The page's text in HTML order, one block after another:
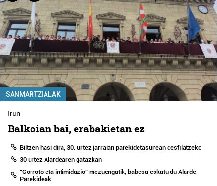
SANMARTZIALAK
Irun
Balkoian bai, erabakietan ez
Biltzen hasi dira, 30. urtez jarraian parekidetasunean desfilatzeko
30 urtez Alardearen gatazkan
“Gorroto eta intimidazio” mezuengatik, babesa eskatu du Alarde
Parekideak